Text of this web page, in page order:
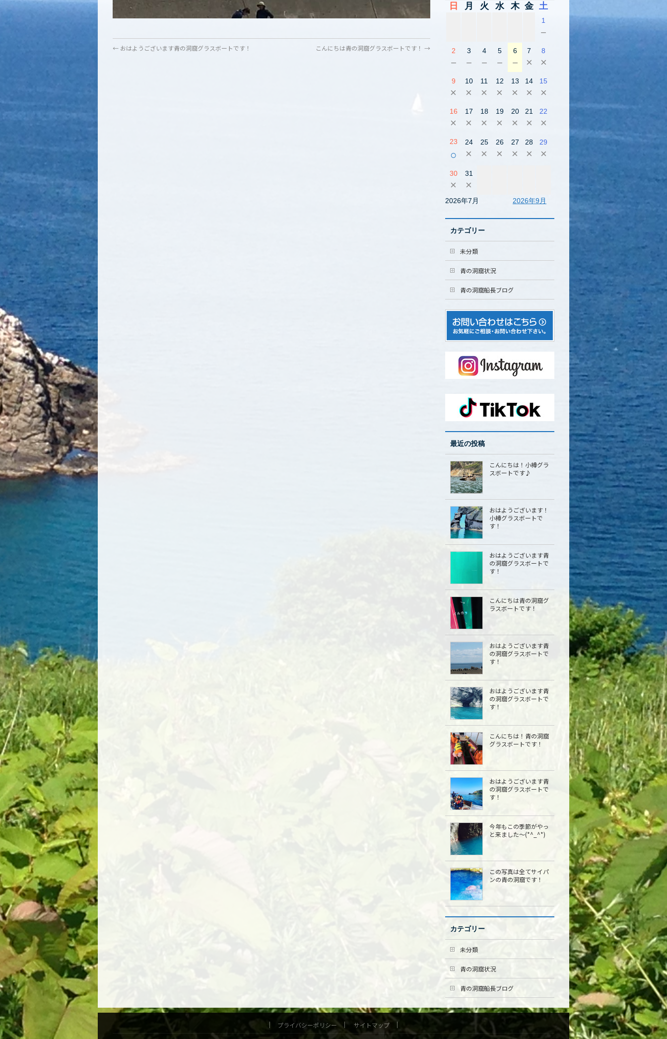
← おはようございます青の洞窟グラスボートです！ こんにちは青の洞窟グラスボートです！ →
日 月 火 水 木 金 土
1
－
2
－
3
－
4
－
5
－
6
－
7
×
8
×
9
×
10
×
11
×
12
×
13
×
14
×
15
×
16
×
17
×
18
×
19
×
20
×
21
×
22
×
23
○
24
×
25
×
26
×
27
×
28
×
29
×
30
×
31
×
2026年7月 2026年9月
カテゴリー
未分類
青の洞窟状況
青の洞窟船長ブログ
最近の投稿
こんにちは！小樽グラ
スボートです♪
おはようございます！
小樽グラスボートで
す！
おはようございます青
の洞窟グラスボートで
す！
こんにちは青の洞窟グ
ラスボートです！
おはようございます青
の洞窟グラスボートで
す！
おはようございます青
の洞窟グラスボートで
す！
こんにちは︎！青の洞窟
グラスボートです！
おはようございます青
の洞窟グラスボートで
す！
今年もこの季節がやっ
と来ました〜(*^_^*)
この写真は全てサイパ
ンの青の洞窟です！
カテゴリー
未分類
青の洞窟状況
青の洞窟船長ブログ
プライバシーポリシー サイトマップ